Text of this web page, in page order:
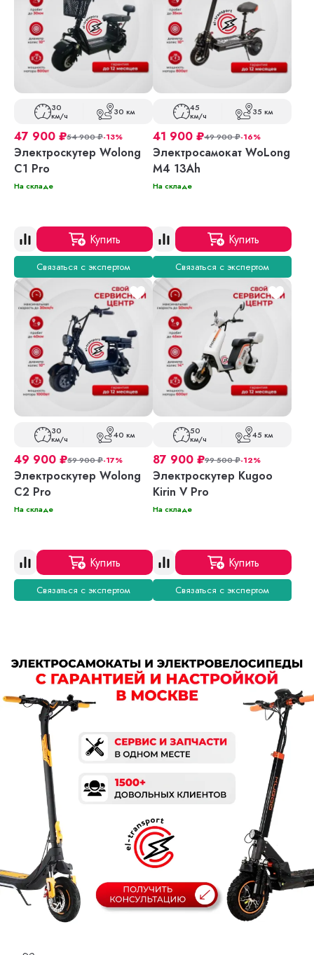
30
км/ч 30 км
47 900 ₽54 900₽-13%
Электроскутер Wolong
C1 Pro
На складе
Купить
Связаться с экспертом
45
км/ч 35 км
41 900 ₽49 900₽-16%
Электросамокат WoLong
M4 13Ah
На складе
Купить
Связаться с экспертом
30
км/ч 40 км
49 900 ₽59 900₽-17%
Электроскутер Wolong
C2 Pro
На складе
Купить
Связаться с экспертом
50
км/ч 45 км
87 900 ₽99 500₽-12%
Электроскутер Kugoo
Kirin V Pro
На складе
Купить
Связаться с экспертом